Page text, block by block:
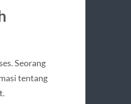
Seorang
tentang